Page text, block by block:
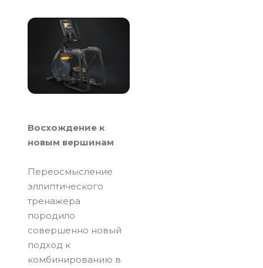
Восхождение к
новым вершинам
Переосмысление
эллиптического
тренажера
породило
совершенно новый
подход к
комбинированию в